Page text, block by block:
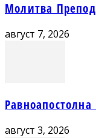
Молитва
август 7, 2026
август 3, 2026